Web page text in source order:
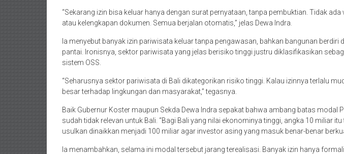
“Sekarang izin bisa keluar hanya dengan surat pernyataan, tanpa pembuktian. Tidak ada
atau kelengkapan dokumen. Semua berjalan otomatis,” jelas Dewa Indra.
Ia menyebut banyak izin pariwisata keluar tanpa pengawasan, bahkan bangunan berdiri
pantai. Ironisnya, sektor pariwisata yang jelas berisiko tinggi justru diklasifikasikan
sistem OSS.
“Seharusnya sektor pariwisata di Bali dikategorikan risiko tinggi. Kalau izinnya terlalu
besar terhadap lingkungan dan masyarakat,” tegasnya.
Baik Gubernur Koster maupun Sekda Dewa Indra sepakat bahwa ambang batas modal
sudah tidak relevan untuk Bali. “Bagi Bali yang nilai ekonominya tinggi, angka 10 miliar itu
usulkan dinaikkan menjadi 100 miliar agar investor asing yang masuk benar-benar
Ia menambahkan, selama ini modal tersebut jarang terealisasi. Banyak izin hanya